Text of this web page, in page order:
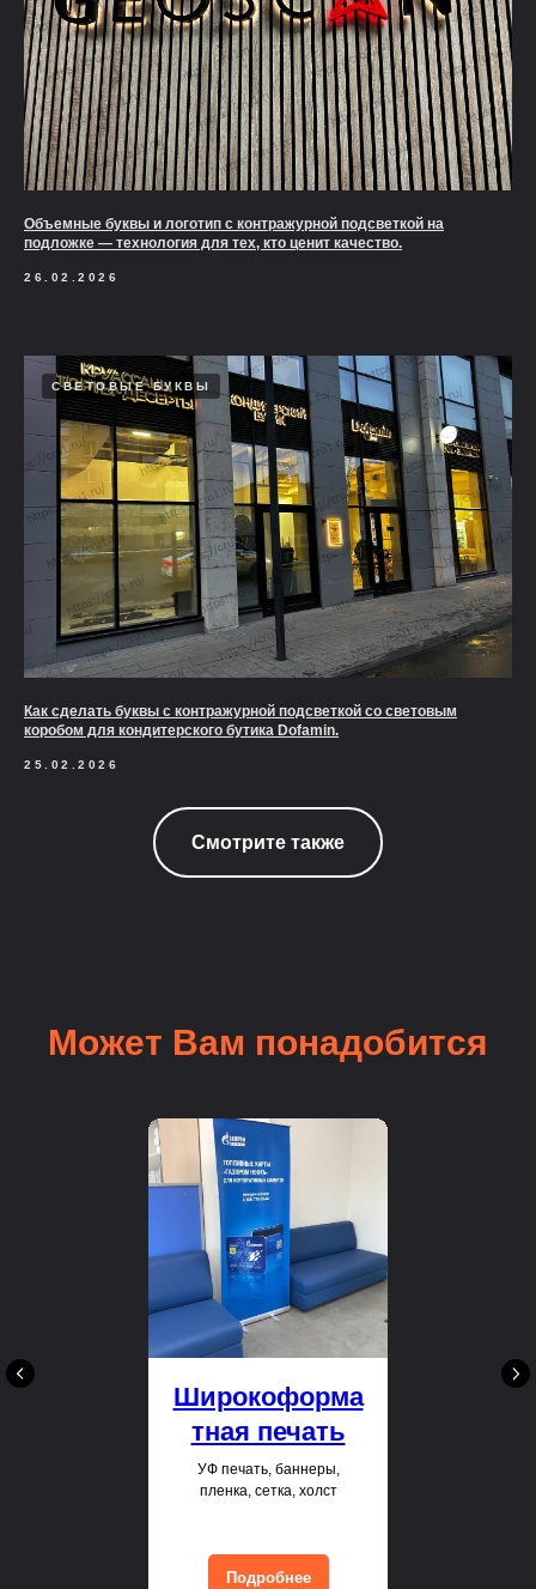
Объемные буквы и логотип с контражурной подсветкой на
подложке — технология для тех, кто ценит качество.
26.02.2026
СВЕТОВЫЕ БУКВЫ
Как сделать буквы с контражурной подсветкой со световым
коробом для кондитерского бутика Dofamin.
25.02.2026
Смотрите также
Может Вам понадобится
Широкоформа
тная печать
УФ печать, баннеры,
пленка, сетка, холст
Подробнее